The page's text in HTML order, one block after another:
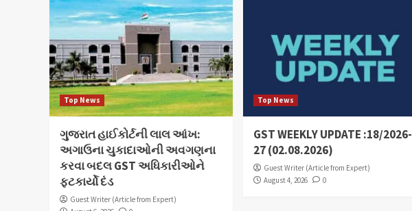
Top News
ગુજરાત હાઈકોર્ટની લાલ આંખ:
અગાઉના ચુકાદાઓની અવગણના
કરવા બદલ GST અધિકારીઓને
ફટકાર્યો દંડ
Guest Writer (Article from Expert)
Top News
GST WEEKLY UPDATE :18/2026-
27 (02.08.2026)
Guest Writer (Article from Expert)
August 4, 2026
0